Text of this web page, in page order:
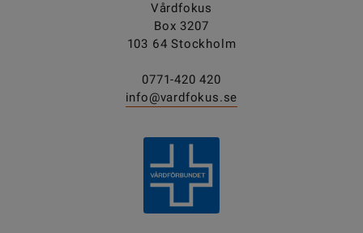
Vårdfokus
Box 3207
103 64 Stockholm
0771-420 420
info@vardfokus.se